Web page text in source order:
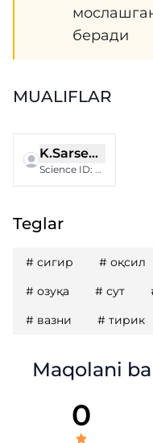
беради
MUALIFLAR
K.Sarsenbaev
Science ID: MQR-0225-
Teglar
# сигир # оқсил
# озуқа # сут
# вазни # тирик
Maqolani
0